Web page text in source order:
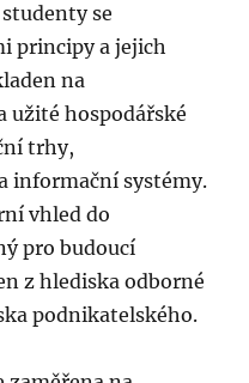
se
principy a jejich
na
užité hospodářské
trhy,
informační systémy.
vhled do
pro budoucí
z hlediska odborné
podnikatelského.